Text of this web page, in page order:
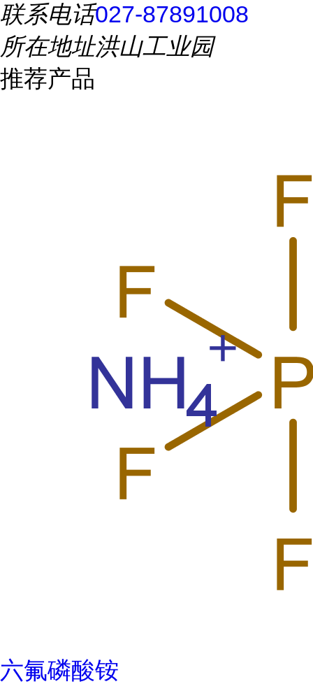
联系电话027-87891008
所在地址洪山工业园
推荐产品
六氟磷酸铵